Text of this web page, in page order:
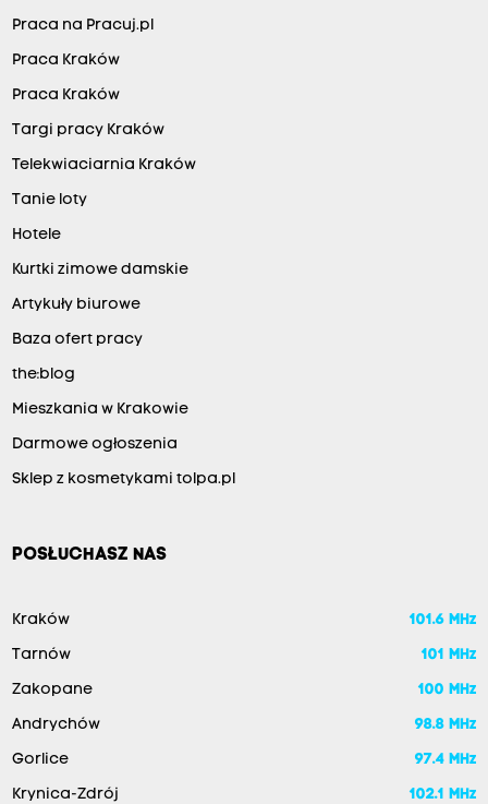
Praca na Pracuj.pl
Praca Kraków
Praca Kraków
Targi pracy Kraków
Telekwiaciarnia Kraków
Tanie loty
Hotele
Kurtki zimowe damskie
Artykuły biurowe
Baza ofert pracy
the:blog
Mieszkania w Krakowie
Darmowe ogłoszenia
Sklep z kosmetykami tolpa.pl
POSŁUCHASZ NAS
Kraków 101.6 MHz
Tarnów 101 MHz
Zakopane 100 MHz
Andrychów 98.8 MHz
Gorlice 97.4 MHz
Krynica-Zdrój 102.1 MHz